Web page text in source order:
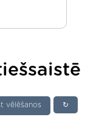
↻
vēlēšanos